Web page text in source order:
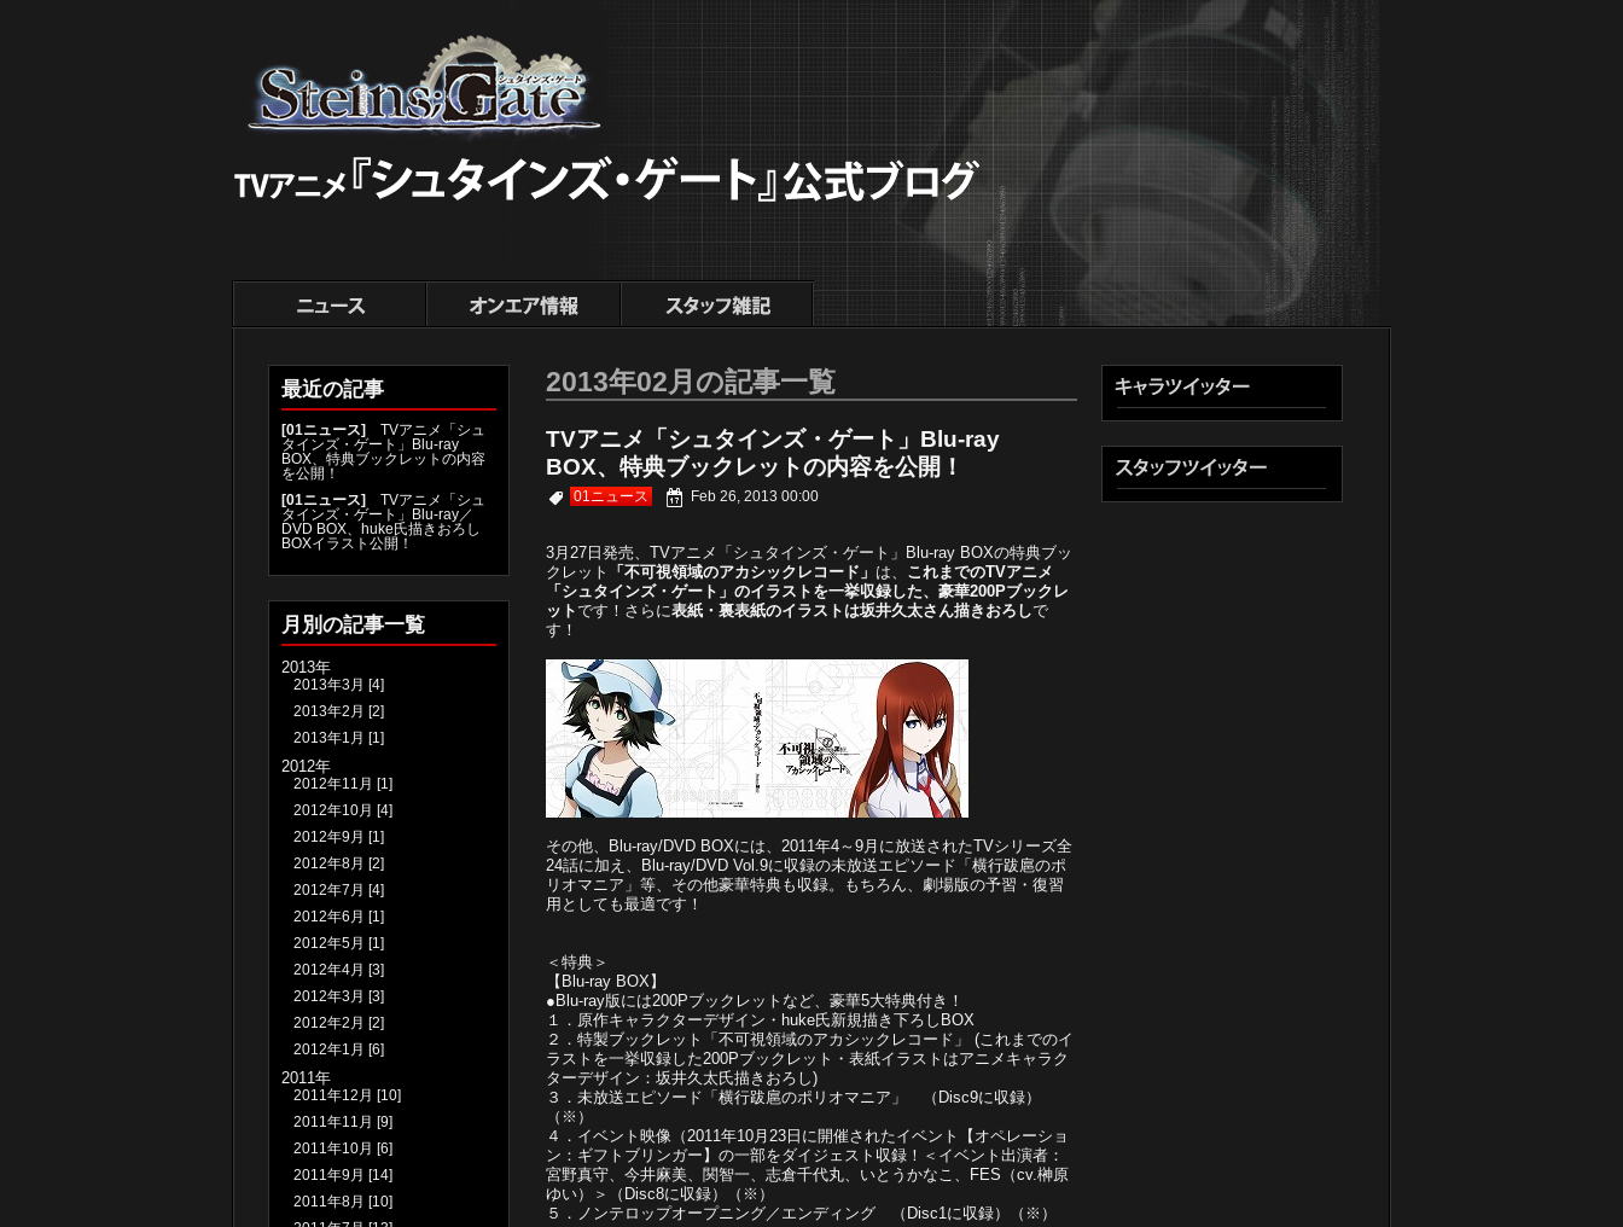
最近の記事
[01ニュース]
TVアニメ「シュ
タインズ・ゲート」Blu-ray
BOX、特典ブックレットの内容
を公開！
[01ニュース]
TVアニメ「シュ
タインズ・ゲート」Blu-ray／
DVD BOX、huke氏描きおろし
BOXイラスト公開！
月別の記事一覧
2013年
2013年3月 [4]
2013年2月 [2]
2013年1月 [1]
2012年
2012年11月 [1]
2012年10月 [4]
2012年9月 [1]
2012年8月 [2]
2012年7月 [4]
2012年6月 [1]
2012年5月 [1]
2012年4月 [3]
2012年3月 [3]
2012年2月 [2]
2012年1月 [6]
2011年
2011年12月 [10]
2011年11月 [9]
2011年10月 [6]
2011年9月 [14]
2011年8月 [10]
2013年02月の記事一覧
TVアニメ「シュタインズ・ゲート」Blu-ray
BOX、特典ブックレットの内容を公開！
01ニュース Feb 26, 2013 00:00
3月27日発売、TVアニメ「シュタインズ・ゲート」Blu-ray BOXの特典ブッ
クレット
「不可視領域のアカシックレコード」 は、 これまでのTVアニメ
「シュタインズ・ゲート」のイラストを一挙収録した、豪華200Pブックレ
ットです！さらに表紙・裏表紙のイラストは坂井久太さん描きおろしで
す！
その他、Blu-ray/DVD BOXには、2011年4～9月に放送されたTVシリーズ全
24話に加え、Blu-ray/DVD Vol.9に収録の未放送エピソード「横行跋扈のポ
リオマニア」等、その他豪華特典も収録。もちろん、劇場版の予習・復習
用としても最適です！
＜特典＞
【Blu-ray BOX】
●Blu-ray版には200Pブックレットなど、豪華5大特典付き！
１．原作キャラクターデザイン・huke氏新規描き下ろしBOX
２．特製ブックレット「不可視領域のアカシックレコード」 (これまでのイ
ラストを一挙収録した200Pブックレット・表紙イラストはアニメキャラク
ターデザイン：坂井久太氏描きおろし)
３．未放送エピソード「横行跋扈のポリオマニア」 （Disc9に収録）
（※）
４．イベント映像（2011年10月23日に開催されたイベント【オペレーショ
ン：ギフトブリンガー】の一部をダイジェスト収録！＜イベント出演者：
宮野真守、今井麻美、関智一、志倉千代丸、いとうかなこ、FES（cv.榊原
ゆい）＞（Disc8に収録）（※）
５．ノンテロップオープニング／エンディング （Disc1に収録）（※）